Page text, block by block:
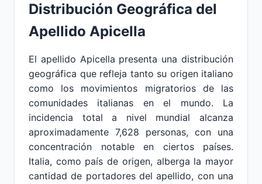
Distribución Geográfica del
Apellido Apicella
El apellido Apicella presenta una distribución
geográfica que refleja tanto su origen italiano
como los movimientos migratorios de las
comunidades italianas en el mundo. La
incidencia total a nivel mundial alcanza
aproximadamente 7,628 personas, con una
concentración notable en ciertos países.
Italia, como país de origen, alberga la mayor
cantidad de portadores del apellido, con una